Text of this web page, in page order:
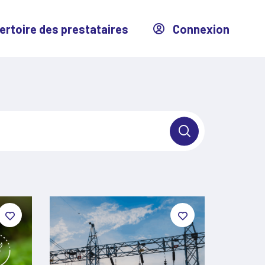
des prestataires Connexion